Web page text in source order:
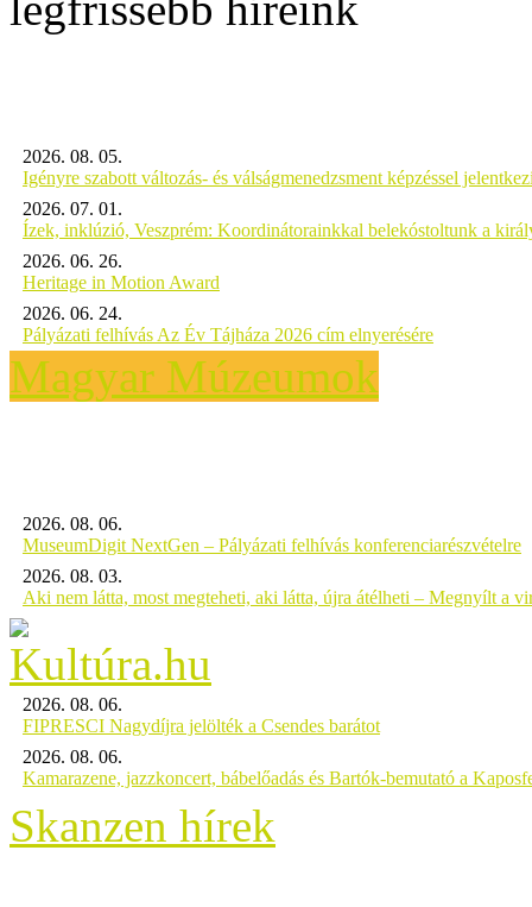
2026. 08. 05.
Igényre szabott változás- és válságmenedzsment képzéssel
2026. 07. 01.
Ízek, inklúzió, Veszprém: Koordinátorainkkal belekóstoltunk a
2026. 06. 26.
Heritage in Motion Award
2026. 06. 24.
Pályázati felhívás Az Év Tájháza 2026 cím elnyerésére
Magyar Múzeumok
2026. 08. 06.
MuseumDigit NextGen – Pályázati felhívás konferenciarészvételre
2026. 08. 03.
Aki nem látta, most megteheti, aki látta, újra átélheti – Megnyílt a
2026. 08. 06.
FIPRESCI Nagydíjra jelölték a Csendes barátot
2026. 08. 06.
Kamarazene, jazzkoncert, bábelőadás és Bartók-bemutató a
Skanzen hírek